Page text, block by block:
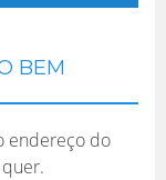
BEM
endereço do